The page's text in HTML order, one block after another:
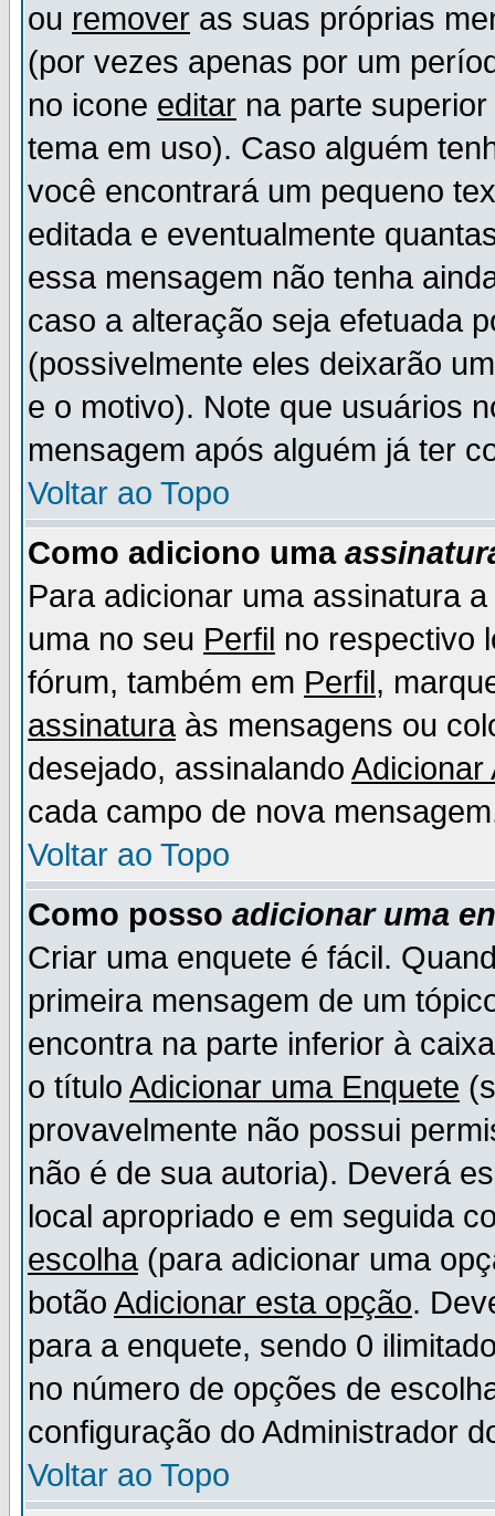
ou remover as suas próprias
(por vezes apenas por um
no icone editar na parte
tema em uso). Caso alguém
você encontrará um pequeno
editada e eventualmente
essa mensagem não tenha
caso a alteração seja efetuada
(possivelmente eles deixarão
e o motivo). Note que usuários
mensagem após alguém já ter
Voltar ao Topo
Como adiciono uma
Para adicionar uma assinatura
uma no seu Perfil no respectivo
fórum, também em Perfil,
assinaturaàs mensagens ou
desejado, assinalando Adicionar
cada campo de nova
Voltar ao Topo
Como posso adicionar uma
Criar uma enquete é fácil.
primeira mensagem de um
encontra na parte inferior à
o título Adicionar uma Enquete
provavelmente não possui
não é de sua autoria). Deverá
local apropriado e em seguida
escolha (para adicionar uma
botão Adicionar esta opção.
para a enquete, sendo 0
no número de opções de
configuração do Administrador
Voltar ao Topo